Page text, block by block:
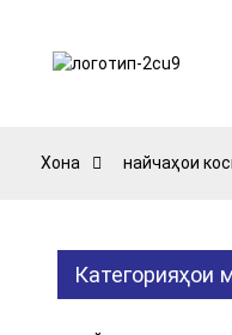
Хона найчаҳои
Категорияҳои
Loading...
Loading...